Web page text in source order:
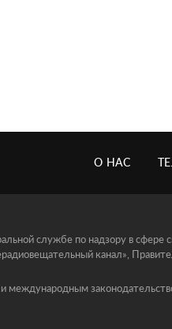
О НАС
службе по надзору в сфере
канал»,